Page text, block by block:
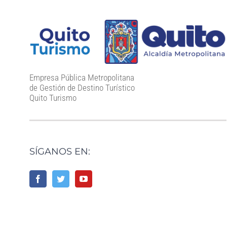
Empresa Pública Metropolitana
de Gestión de Destino Turístico
Quito Turismo
SÍGANOS EN: